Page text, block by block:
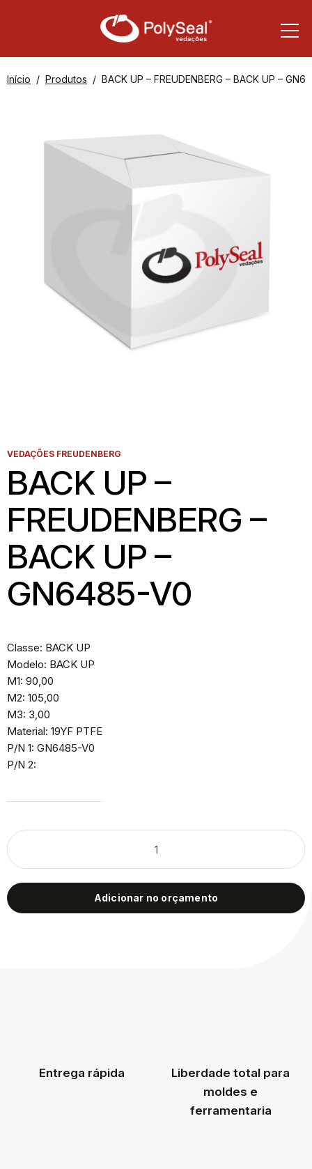
Início Produtos BACK UP – FREUDENBERG – BACK UP –
VEDAÇÕES FREUDENBERG
BACK UP –
FREUDENBERG –
BACK UP –
GN6485-V0
Classe: BACK UP
Modelo: BACK UP
M1: 90,00
M2: 105,00
M3: 3,00
Material: 19YF PTFE
P/N 1: GN6485-V0
P/N 2:
Adicionar no orçamento
Entrega rápida
Liberdade total para
moldes e
ferramentaria